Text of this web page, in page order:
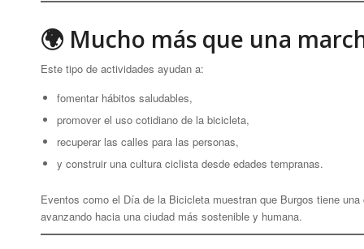
🌍 Mucho más que una
Este tipo de actividades ayudan a:
fomentar hábitos saludables,
promover el uso cotidiano de la bicicleta,
recuperar las calles para las personas,
y construir una cultura ciclista desde edades tempranas.
Eventos como el Día de la Bicicleta muestran que Burgos tiene
avanzando hacia una ciudad más sostenible y humana.